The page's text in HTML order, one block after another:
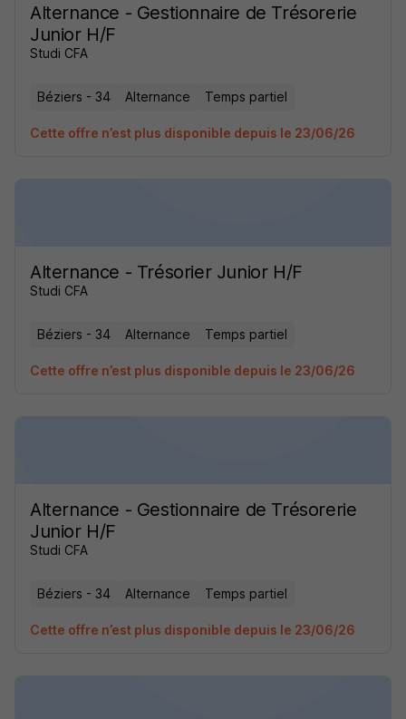
Alternance - Gestionnaire de Trésorerie
Junior H/F
Studi CFA
Béziers - 34 Alternance Temps partiel
Cette offre n’est plus disponible depuis le 23/06/26
Alternance - Trésorier Junior H/F
Studi CFA
Béziers - 34 Alternance Temps partiel
Cette offre n’est plus disponible depuis le 23/06/26
Alternance - Gestionnaire de Trésorerie
Junior H/F
Studi CFA
Béziers - 34 Alternance Temps partiel
Cette offre n’est plus disponible depuis le 23/06/26